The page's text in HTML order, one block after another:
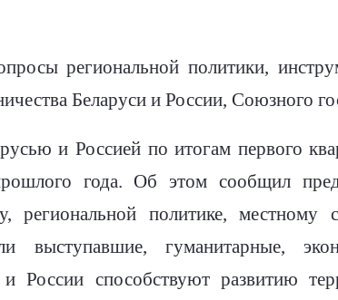
региональной политики,
Беларуси и России, Союзного
и Россией по итогам первого
года. Об этом сообщил
региональной политике,
выступавшие, гуманитарные,
и России способствуют развитию